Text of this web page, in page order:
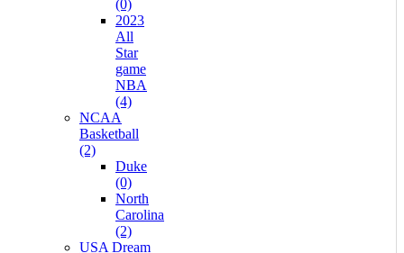
(0)
2023
All
Star
game
NBA
(4)
NCAA
Basketball
(2)
Duke
(0)
North
Carolina
(2)
USA Dream